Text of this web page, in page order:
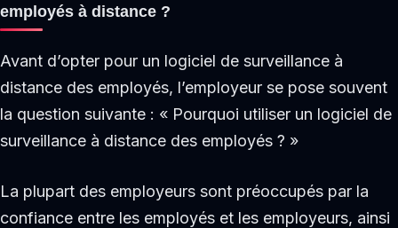
employés à distance ?
Avant d’opter pour un logiciel de surveillance à
distance des employés, l’employeur se pose souvent
la question suivante : « Pourquoi utiliser un logiciel de
surveillance à distance des employés ? »
La plupart des employeurs sont préoccupés par la
confiance entre les employés et les employeurs, ainsi